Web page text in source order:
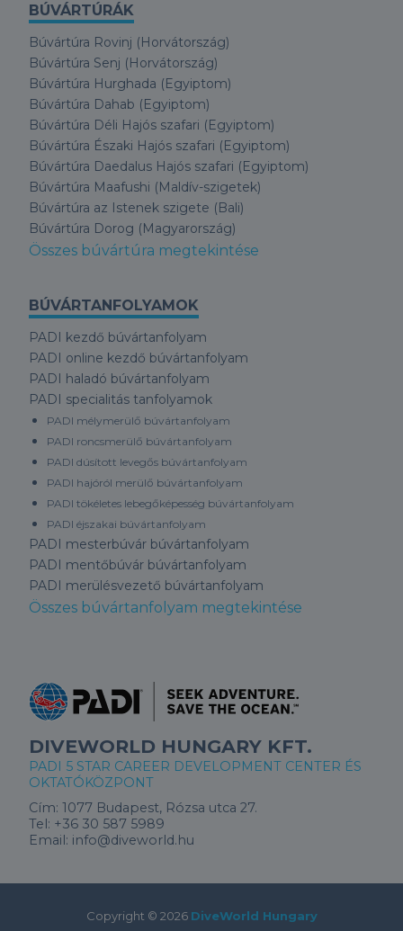
BÚVÁRTÚRÁK
Búvártúra Rovinj (Horvátország)
Búvártúra Senj (Horvátország)
Búvártúra Hurghada (Egyiptom)
Búvártúra Dahab (Egyiptom)
Búvártúra Déli Hajós szafari (Egyiptom)
Búvártúra Északi Hajós szafari (Egyiptom)
Búvártúra Daedalus Hajós szafari (Egyiptom)
Búvártúra Maafushi (Maldív-szigetek)
Búvártúra az Istenek szigete (Bali)
Búvártúra Dorog (Magyarország)
Összes búvártúra megtekintése
BÚVÁRTANFOLYAMOK
PADI kezdő búvártanfolyam
PADI online kezdő búvártanfolyam
PADI haladó búvártanfolyam
PADI specialitás tanfolyamok
PADI mélymerülő búvártanfolyam
PADI roncsmerülő búvártanfolyam
PADI dúsított levegős búvártanfolyam
PADI hajóról merülő búvártanfolyam
PADI tökéletes lebegőképesség búvártanfolyam
PADI éjszakai búvártanfolyam
PADI mesterbúvár búvártanfolyam
PADI mentőbúvár búvártanfolyam
PADI merülésvezető búvártanfolyam
Összes búvártanfolyam megtekintése
DIVEWORLD HUNGARY KFT.
PADI 5 STAR CAREER DEVELOPMENT CENTER ÉS
OKTATÓKÖZPONT
Cím: 1077 Budapest, Rózsa utca 27.
Tel: +36 30 587 5989
Email: info@diveworld.hu
Copyright © 2026 DiveWorld Hungary